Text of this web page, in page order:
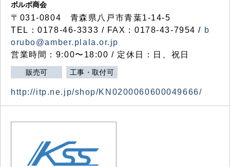
ボルボ商会
〒031-0804 青森県八戸市青葉1-14-5
TEL：0178-46-3333 / FAX：0178-43-7954 / b
orubo@amber.plala.or.jp
営業時間：9:00〜18:00 / 定休日：日、祝日
販売可 工事・取付可
http://itp.ne.jp/shop/KN0200060600049666/